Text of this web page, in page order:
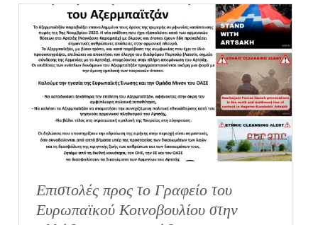
Επιστολές προς το Γραφείο του
Ευρωπαϊκού Κοινοβουλίου στην